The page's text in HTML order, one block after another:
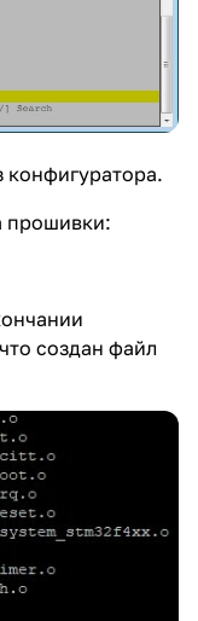
прошивки:
создан файл